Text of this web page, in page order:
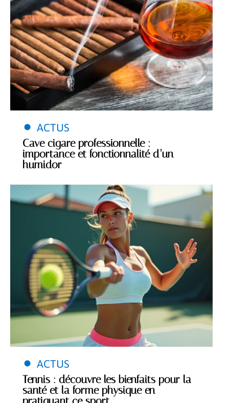
ACTUS
Cave cigare professionnelle :
importance et fonctionnalité d’un
humidor
ACTUS
Tennis : découvre les bienfaits pour la
santé et la forme physique en